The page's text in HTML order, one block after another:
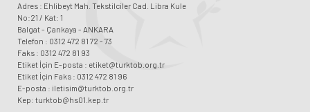
Adres : Ehlibeyt Mah. Tekstilciler Cad. Libra Kule
No:21 / Kat: 1
Balgat - Çankaya - ANKARA
Telefon : 0312 472 81 72 - 73
Faks : 0312 472 81 93
Etiket İçin E-posta : etiket@turktob.org.tr
Etiket İçin Faks : 0312 472 81 96
E-posta : iletisim@turktob.org.tr
Kep: turktob@hs01.kep.tr